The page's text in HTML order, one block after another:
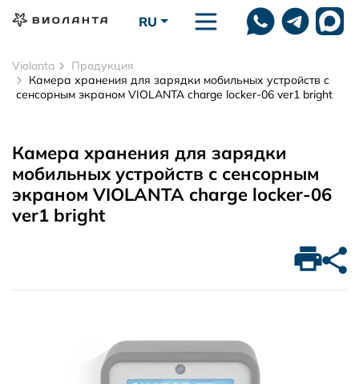
RU
Violanta
Продукция
Камера хранения для зарядки мобильных устройств с
сенсорным экраном VIOLANTA charge locker-06 ver1 bright
Камера хранения для зарядки
мобильных устройств с сенсорным
экраном VIOLANTA charge locker-06
ver1 bright